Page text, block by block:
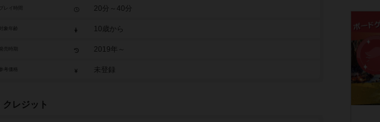
20分～40分
10歳から
2019年～
参考価格 未登録
クレジット